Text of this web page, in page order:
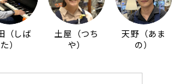
（しば
た）
土屋（つち
や）
天野（あま
の）